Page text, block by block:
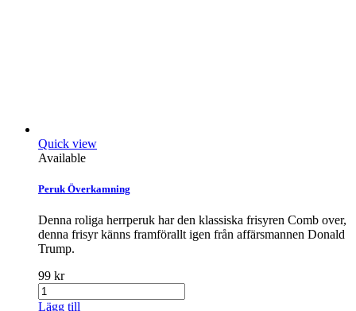
Quick view
Available
Peruk Överkamning
Denna roliga herrperuk har den klassiska frisyren Comb over,
denna frisyr känns framförallt igen från affärsmannen Donald
Trump.
99 kr
Lägg till